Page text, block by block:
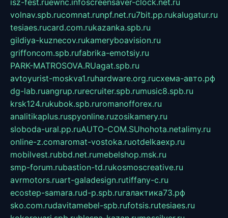
isz-fest.ruewnc.infoscreensaver-clock.net.ru
volnav.spb.rucomnat.runpf.net.ru7bit.pp.rukalugatur.ru
tesiaes.rucard.com.rukazanka.spb.ru
gildiya-kuznecov.rukameryboavision.ru
griffoncom.spb.rufabrika-emotsiy.ru
PARK-MATROSOVA.RUagat.spb.ru
avtoyurist-moskva1.ruhardware.org.ruсхема-авто.рф
dg-lab.ruangrup.rurecruiter.spb.rumusic8.spb.ru
krsk124.rukubok.spb.ruromanofforex.ru
analitikaplus.ruspyonline.ruzosikamery.ru
sloboda-ural.pp.ruAUTO-COM.SUhohota.netalimy.ru
online-z.comaromat-vostoka.ruotdelkaexp.ru
mobilvest.rubbd.net.rumebelshop.msk.ru
smp-forum.rubastion-td.rukosmoscreative.ru
avrmotors.ruart-galadesign.rutiffany-c.ru
ecostep-samara.rud-p.spb.ruгалактика73.рф
sko.com.rudavitamebel-spb.rufotsis.rutesiaes.ru